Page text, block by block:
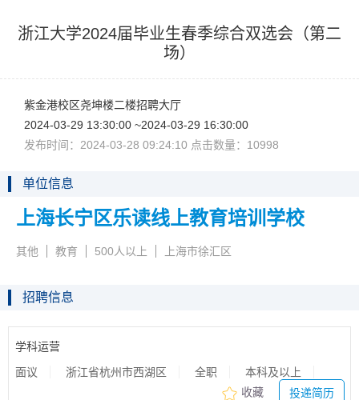
浙江大学2024届毕业生春季综合双选会（第二
场）
紫金港校区尧坤楼二楼招聘大厅
2024-03-2913:30:00~2024-03-2916:30:00
发布时间：2024-03-2809:24:10点击数量：10998
单位信息
上海长宁区乐读线上教育培训学校
其他 教育 500人以上 上海市徐汇区
招聘信息
学科运营
面议 浙江省杭州市西湖区 全职 本科及以上
收藏
投递简历